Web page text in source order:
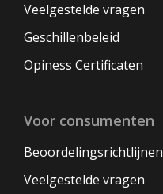
Veelgestelde vragen
Geschillenbeleid
Opiness Certificaten
Voor consumenten
Beoordelingsrichtlijnen
Veelgestelde vragen